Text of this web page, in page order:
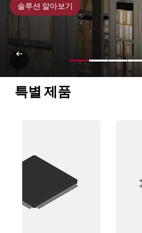
솔루션 알아보기
특별 제품